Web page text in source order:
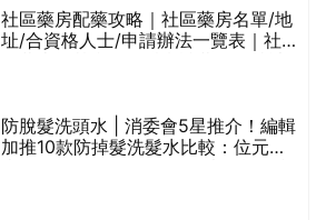
社區藥房配藥攻略｜社區藥房名單/地
址/合資格人士/申請辦法一覽表｜社
防脫髮洗頭水 | 消委會5星推介！編輯
加推10款防掉髮洗髮水比較：位元